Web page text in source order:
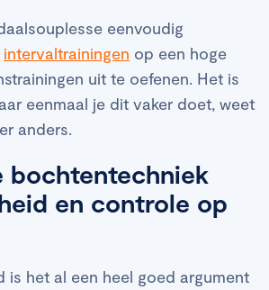
eenvoudig
intervaltrainingen op een hoge
uit te oefenen. Het is
eenmaal je dit vaker doet, weet
anders.
bochtentechniek
en controle op
is het al een heel goed argument